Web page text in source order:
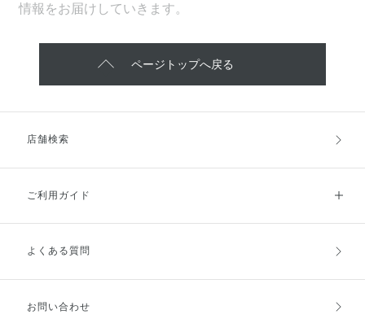
情報をお届けしていきます。
ページトップへ戻る
店舗検索
ご利用ガイド
ご利用ガイドトップ
お支払方法
よくある質問
お問い合わせ